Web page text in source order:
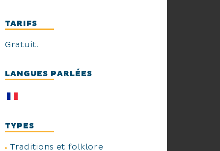
TARIFS
Gratuit.
LANGUES PARLÉES
TYPES
Traditions et folklore